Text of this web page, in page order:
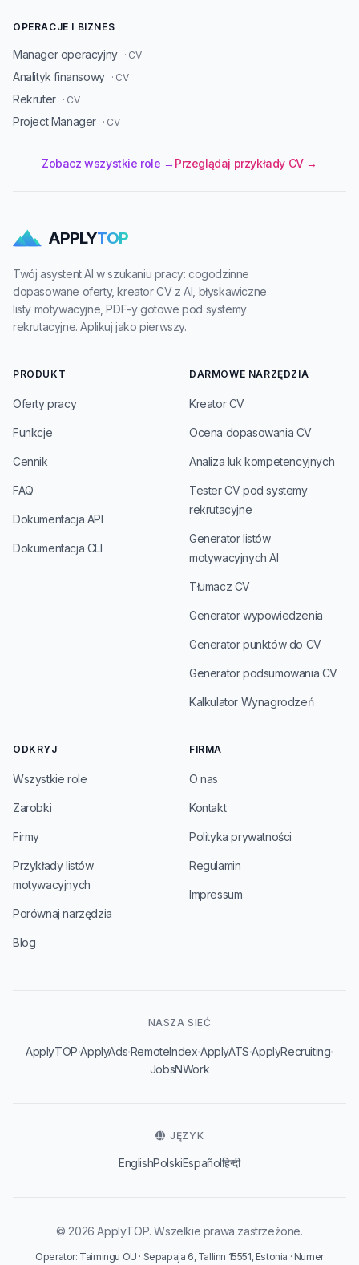
OPERACJE I BIZNES
Manager operacyjny · CV
Analityk finansowy · CV
Rekruter · CV
Project Manager · CV
Zobacz wszystkie role → Przeglądaj przykłady CV →
APPLYTOP
Twój asystent AI w szukaniu pracy: cogodzinne
dopasowane oferty, kreator CV z AI, błyskawiczne
listy motywacyjne, PDF-y gotowe pod systemy
rekrutacyjne. Aplikuj jako pierwszy.
PRODUKT
Oferty pracy
Funkcje
Cennik
FAQ
Dokumentacja API
Dokumentacja CLI
DARMOWE NARZĘDZIA
Kreator CV
Ocena dopasowania CV
Analiza luk kompetencyjnych
Tester CV pod systemy
rekrutacyjne
Generator listów
motywacyjnych AI
Tłumacz CV
Generator wypowiedzenia
Generator punktów do CV
Generator podsumowania CV
Kalkulator Wynagrodzeń
ODKRYJ
Wszystkie role
Zarobki
Firmy
Przykłady listów
motywacyjnych
Porównaj narzędzia
Blog
FIRMA
O nas
Kontakt
Polityka prywatności
Regulamin
Impressum
NASZA SIEĆ
ApplyTOP·ApplyAds·RemoteIndex·ApplyATS·ApplyRecruiting·
JobsNWork
JĘZYK
EnglishPolskiEspañolहिन्दी
© 2026 ApplyTOP. Wszelkie prawa zastrzeżone.
Operator: Taimingu OÜ · Sepapaja 6, Tallinn 15551, Estonia · Numer